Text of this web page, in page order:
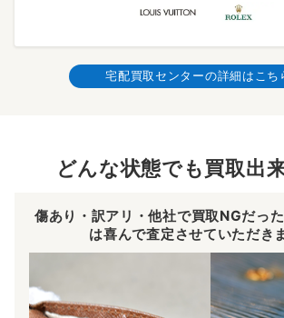
宅配買取センターの詳細はこち
どんな状態でも買取出
傷あり・訳アリ・他社で買取NGだっ
は喜んで査定させていただき